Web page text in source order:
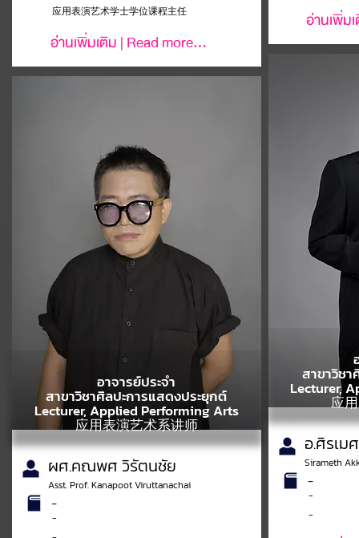
应用表演艺术学士学位课程主任
อ่านเพิ่มเติม | Read more...
อาจารย์ประจำ
สาขาวิชาศิลปะการแสดงประยุกต์
Lecturer, Applied Performing Arts
应用表演艺术系讲师
ผศ.คณพศ วิรัตนชัย
Asst. Prof. Kanapoot Viruttanachai
-
-
อ่านเพิ่ม
สาขาวิช
Lecturer,
应
อ.ศิรเม
Sirameth
-
-
-